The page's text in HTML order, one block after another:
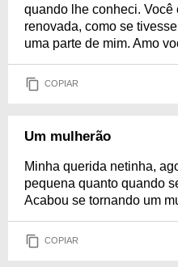
quando lhe conheci. Você
renovada, como se
uma parte de mim. Amo
COPIAR
Um mulherão
Minha querida netinha,
pequena quanto quando
Acabou se tornando um
COPIAR